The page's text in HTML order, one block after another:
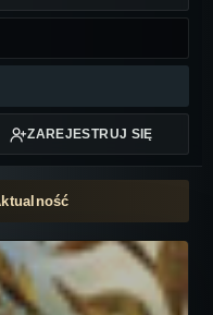
ZAREJESTRUJ SIĘ